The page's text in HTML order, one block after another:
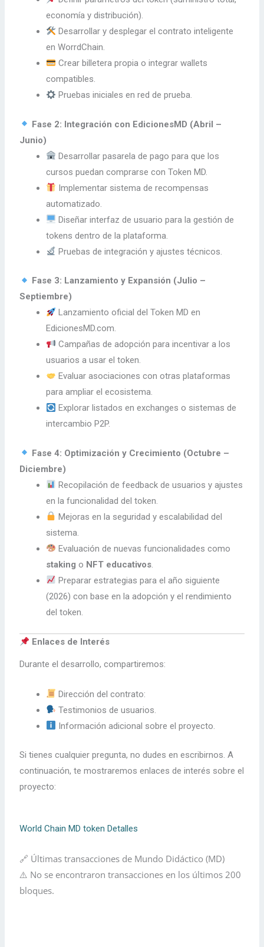
economía y distribución).
Desarrollar y desplegar el contrato inteligente
en WorrdChain.
Crear billetera propia o integrar wallets
compatibles.
Pruebas iniciales en red de prueba.
Fase 2: Integración con EdicionesMD (Abril –
Junio)
Desarrollar pasarela de pago para que los
cursos puedan comprarse con Token MD.
Implementar sistema de recompensas
automatizado.
Diseñar interfaz de usuario para la gestión de
tokens dentro de la plataforma.
Pruebas de integración y ajustes técnicos.
Fase 3: Lanzamiento y Expansión (Julio –
Septiembre)
Lanzamiento oficial del Token MD en
EdicionesMD.com.
Campañas de adopción para incentivar a los
usuarios a usar el token.
Evaluar asociaciones con otras plataformas
para ampliar el ecosistema.
Explorar listados en exchanges o sistemas de
intercambio P2P.
Fase 4: Optimización y Crecimiento (Octubre –
Diciembre)
Recopilación de feedback de usuarios y ajustes
en la funcionalidad del token.
Mejoras en la seguridad y escalabilidad del
sistema.
Evaluación de nuevas funcionalidades como
staking o NFT educativos.
Preparar estrategias para el año siguiente
(2026) con base en la adopción y el rendimiento
del token.
Enlaces de Interés
Durante el desarrollo, compartiremos:
Dirección del contrato:
Testimonios de usuarios.
Información adicional sobre el proyecto.
Si tienes cualquier pregunta, no dudes en escribirnos. A
continuación, te mostraremos enlaces de interés sobre el
proyecto:
World Chain MD token Detalles
🔗 Últimas transacciones de Mundo Didáctico (MD)
⚠️ No se encontraron transacciones en los últimos 200
bloques.